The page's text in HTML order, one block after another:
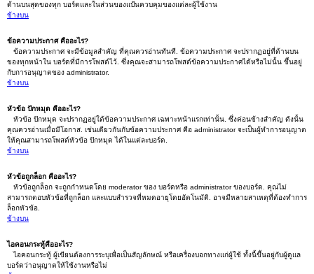
ด้านบนสุดของทุก บอร์ดและในส่วนของแป้นควบคุมของแต่ละผู้ใช้งาน
ข้างบน
ข้อความประกาศ คืออะไร?
ข้อความประกาศ จะมีข้อมูลสำคัญ ที่คุณควรอ่านทันที. ข้อความประกาศ จะปรากฏอยู่ที่ด้านบน
ของทุกหน้าใน บอร์ดที่มีการโพสต์ไว้. ซึ่งคุณจะสามารถโพสต์ข้อความประกาศได้หรือไม่นั้น ขึ้นอยู่
กับการอนุญาตของ administrator.
ข้างบน
หัวข้อ ปักหมุด คืออะไร?
หัวข้อ ปักหมุด จะปรากฏอยู่ใต้ข้อความประกาศ เฉพาะหน้าแรกเท่านั้น. ซึ่งค่อนข้างสำคัญ ดังนั้น
คุณควรอ่านเมื่อมีโอกาส. เช่นเดียวกันกับข้อความประกาศ คือ administrator จะเป็นผู้ทำการอนุญาต
ให้คุณสามารถโพสต์หัวข้อ ปักหมุด ได้ในแต่ละบอร์ด.
ข้างบน
หัวข้อถูกล็อก คืออะไร?
หัวข้อถูกล็อก จะถูกกำหนดโดย moderator ของ บอร์ดหรือ administrator ของบอร์ด. คุณไม่
สามารถตอบหัวข้อที่ถูกล็อก และแบบสำรวจที่หมดอายุโดยอัตโนมัติ. อาจมีหลายสาเหตุที่ต้องทำการ
ล็อกหัวข้อ.
ข้างบน
ไอคอนกระทู้คืออะไร?
ไอคอนกระทู้ ผู้เขียนต้องการระบุเพื่อเป็นสัญลักษณ์ หรือเครื่องบอกทางแก่ผู้ใช้ ทั้งนี้ขึ้นอยู่กับผู้ดูแล
บอร์ดว่าอนุญาตให้ใช้งานหรือไม่